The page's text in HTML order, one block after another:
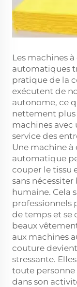
Les machines
automatiques
pratique de la
exécutent de
autonome, ce
nettement plus
machines avec
service des
Une machine
automatique
couper le tissu
sans
humaine. Cela
professionnels
de temps et se
beaux
aux machines
couture
stressante.
toute
dans son